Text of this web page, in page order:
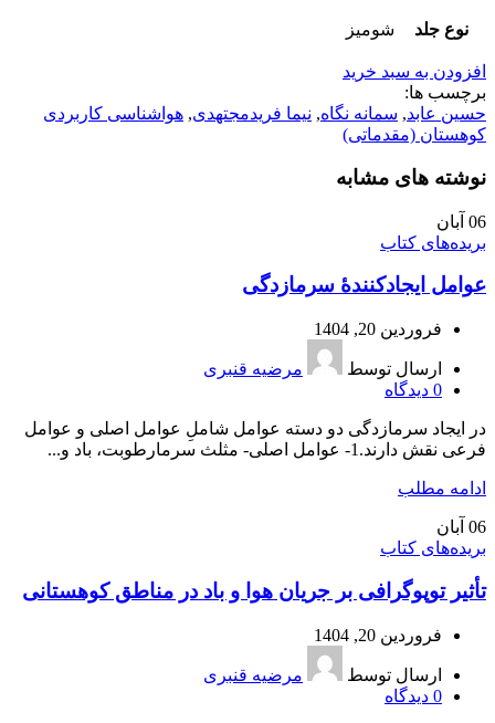
نوع جلد شومیز
افزودن به سبد خرید
برچسب ها:
حسین عابد, سمانه نگاه, نیما فریدمجتهدی, هواشناسی کاربردی
کوهستان (مقدماتی)
نوشته های مشابه
06 آبان
بریده‌های کتاب
عوامل ايجادكنندۀ سرما‌زدگی
فروردین 20, 1404
ارسال توسط
مرضیه قنبری
0 دیدگاه
در ایجاد سرمازدگی دو دسته عوامل شاملِ عوامل اصلی و عوامل
فرعی نقش دارند.1- عوامل اصلی- مثلث سرمارطوبت، باد و...
ادامه مطلب
06 آبان
بریده‌های کتاب
تأثیر توپوگرافی بر جریان هوا و باد در مناطق کوهستانی
فروردین 20, 1404
ارسال توسط
مرضیه قنبری
0 دیدگاه